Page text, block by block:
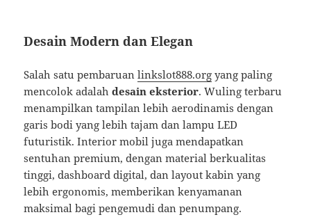
Desain Modern dan Elegan
Salah satu pembaruanlinkslot888.org yang paling
mencolok adalahdesain eksterior. Wuling terbaru
menampilkan tampilan lebih aerodinamis dengan
garis bodi yang lebih tajam dan lampu LED
futuristik. Interior mobil juga mendapatkan
sentuhan premium, dengan material berkualitas
tinggi, dashboard digital, dan layout kabin yang
lebih ergonomis, memberikan kenyamanan
maksimal bagi pengemudi dan penumpang.